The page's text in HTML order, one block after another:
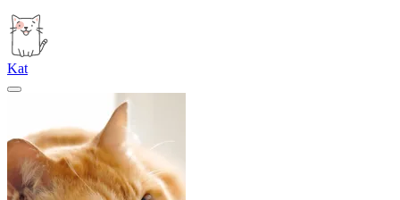
Kat